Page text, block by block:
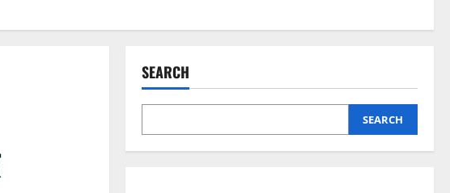
SEARCH
SEARCH